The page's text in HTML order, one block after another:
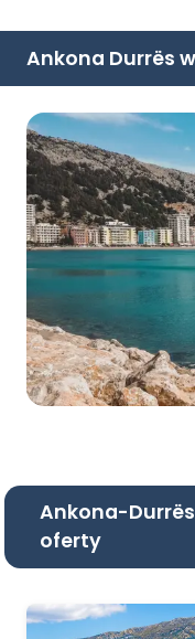
Ankona Durrës
Ankona-
oferty